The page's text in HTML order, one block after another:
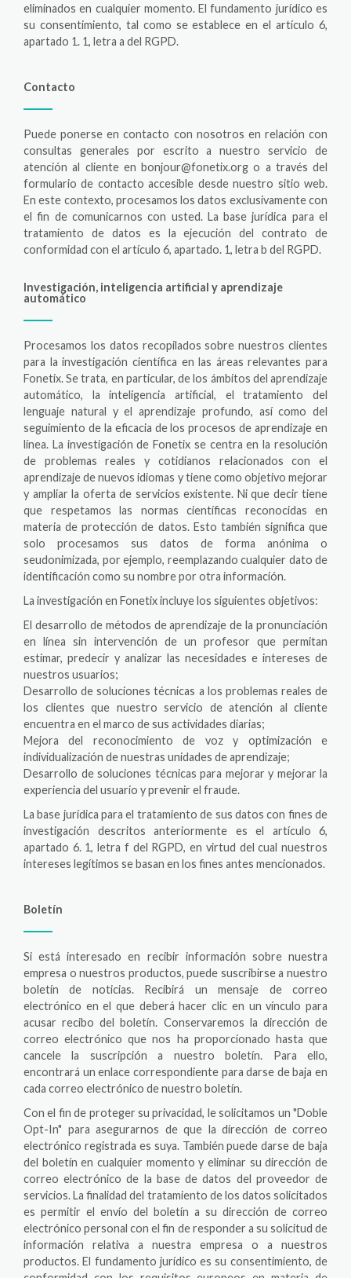
eliminados en cualquier momento. El fundamento jurídico es
su consentimiento, tal como se establece en el artículo 6,
apartado 1. 1, letra a del RGPD.
Contacto
Puede ponerse en contacto con nosotros en relación con
consultas generales por escrito a nuestro servicio de
atención al cliente en bonjour@fonetix.org o a través del
formulario de contacto accesible desde nuestro sitio web.
En este contexto, procesamos los datos exclusivamente con
el fin de comunicarnos con usted. La base jurídica para el
tratamiento de datos es la ejecución del contrato de
conformidad con el artículo 6, apartado. 1, letra b del RGPD.
Investigación, inteligencia artificial y aprendizaje
automático
Procesamos los datos recopilados sobre nuestros clientes
para la investigación científica en las áreas relevantes para
Fonetix. Se trata, en particular, de los ámbitos del aprendizaje
automático, la inteligencia artificial, el tratamiento del
lenguaje natural y el aprendizaje profundo, así como del
seguimiento de la eficacia de los procesos de aprendizaje en
línea. La investigación de Fonetix se centra en la resolución
de problemas reales y cotidianos relacionados con el
aprendizaje de nuevos idiomas y tiene como objetivo mejorar
y ampliar la oferta de servicios existente. Ni que decir tiene
que respetamos las normas científicas reconocidas en
materia de protección de datos. Esto también significa que
solo procesamos sus datos de forma anónima o
seudonimizada, por ejemplo, reemplazando cualquier dato de
identificación como su nombre por otra información.
La investigación en Fonetix incluye los siguientes objetivos:
El desarrollo de métodos de aprendizaje de la pronunciación
en línea sin intervención de un profesor que permitan
estimar, predecir y analizar las necesidades e intereses de
nuestros usuarios;
Desarrollo de soluciones técnicas a los problemas reales de
los clientes que nuestro servicio de atención al cliente
encuentra en el marco de sus actividades diarias;
Mejora del reconocimiento de voz y optimización e
individualización de nuestras unidades de aprendizaje;
Desarrollo de soluciones técnicas para mejorar y mejorar la
experiencia del usuario y prevenir el fraude.
La base jurídica para el tratamiento de sus datos con fines de
investigación descritos anteriormente es el artículo 6,
apartado 6. 1, letra f del RGPD, en virtud del cual nuestros
intereses legítimos se basan en los fines antes mencionados.
Boletín
Si está interesado en recibir información sobre nuestra
empresa o nuestros productos, puede suscribirse a nuestro
boletín de noticias. Recibirá un mensaje de correo
electrónico en el que deberá hacer clic en un vínculo para
acusar recibo del boletín. Conservaremos la dirección de
correo electrónico que nos ha proporcionado hasta que
cancele la suscripción a nuestro boletín. Para ello,
encontrará un enlace correspondiente para darse de baja en
cada correo electrónico de nuestro boletín.
Con el fin de proteger su privacidad, le solicitamos un "Doble
Opt-In" para asegurarnos de que la dirección de correo
electrónico registrada es suya. También puede darse de baja
del boletín en cualquier momento y eliminar su dirección de
correo electrónico de la base de datos del proveedor de
servicios. La finalidad del tratamiento de los datos solicitados
es permitir el envío del boletín a su dirección de correo
electrónico personal con el fin de responder a su solicitud de
información relativa a nuestra empresa o a nuestros
productos. El fundamento jurídico es su consentimiento, de